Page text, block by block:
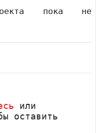
пока не
или
оставить